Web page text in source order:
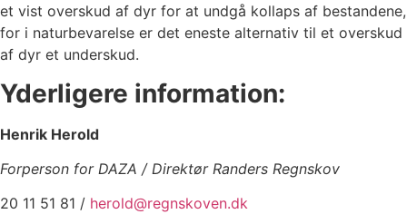
et vist overskud af dyr for at undgå kollaps af bestandene,
for i naturbevarelse er det eneste alternativ til et overskud
af dyr et underskud.
Yderligere information:
Henrik Herold
Forperson for DAZA / Direktør Randers Regnskov
20 11 51 81 / herold@regnskoven.dk